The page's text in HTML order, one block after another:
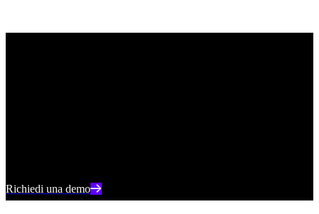
Richiedi una demo